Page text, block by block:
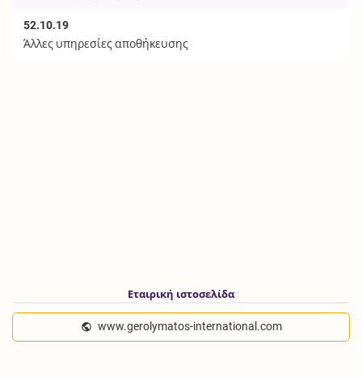
52.10.19
Άλλες υπηρεσίες αποθήκευσης
Εταιρική ιστοσελίδα
www.gerolymatos-international.com